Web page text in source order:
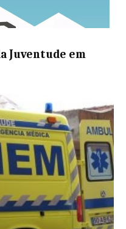
Juventude em